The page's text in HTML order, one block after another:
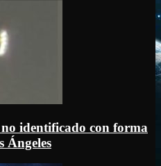
identificado con forma
Ángeles